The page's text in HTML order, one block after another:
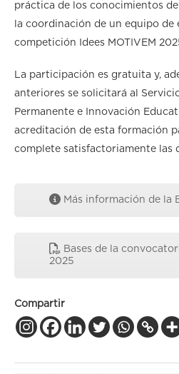
práctica de los conocimientos
la coordinación de un equipo de
competición Idees MOTIVEM
La participación es gratuita y,
anteriores se solicitará al
Permanente e Innovación
acreditación de esta formación
complete satisfactoriamente las
Más información de la
Bases de la
2025
Compartir